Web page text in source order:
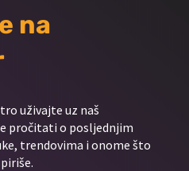
na
uživajte uz naš
pročitati o posljednjim
trendovima i onome što